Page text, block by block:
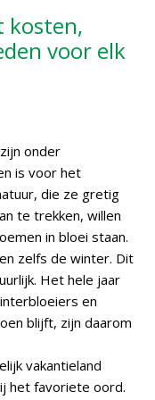
kosten,
voor elk
onder
is voor het
die ze gretig
te trekken, willen
in bloei staan.
zelfs de winter. Dit
Het hele jaar
en
blijft, zijn daarom
vakantieland
het favoriete oord.